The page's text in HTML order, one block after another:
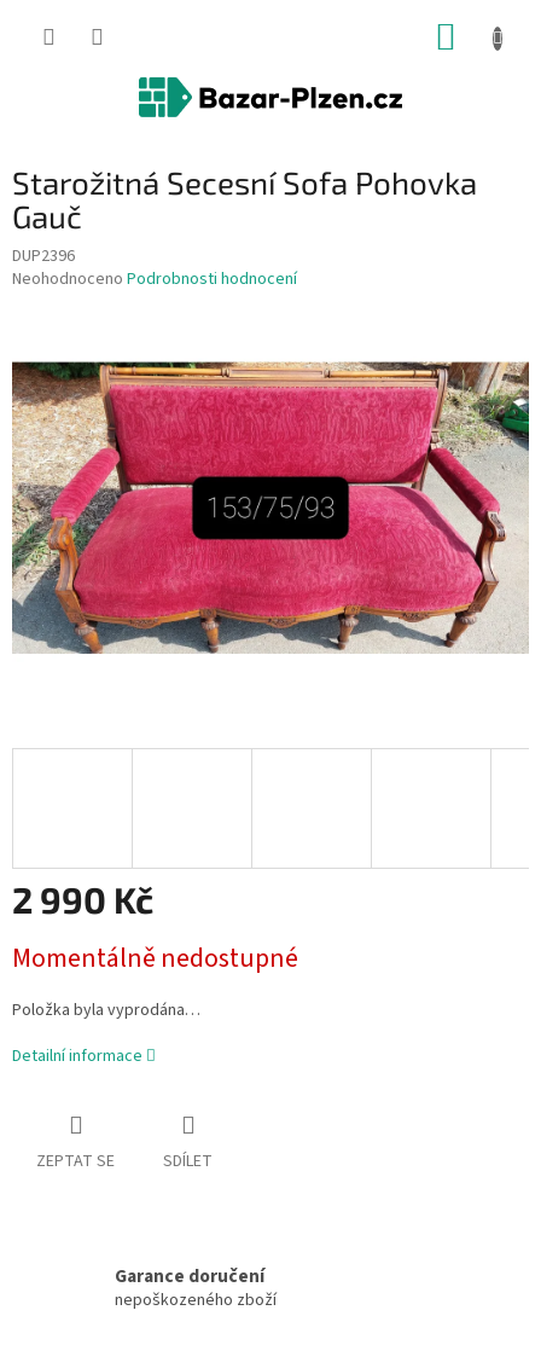
Starožitná Secesní Sofa Pohovka
Gauč
DUP2396
Průměrné
0,0
z
5
hvězdiček.
Neohodnoceno Podrobnosti hodnocení
2 990 Kč
cena:
Momentálně nedostupné
Položka byla vyprodána…
Detailní informace
ZEPTAT SE SDÍLET
Garance doručení
nepoškozeného zboží